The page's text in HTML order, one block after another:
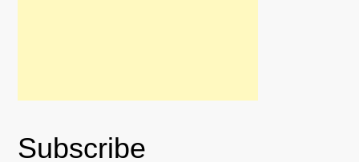
Subscribe